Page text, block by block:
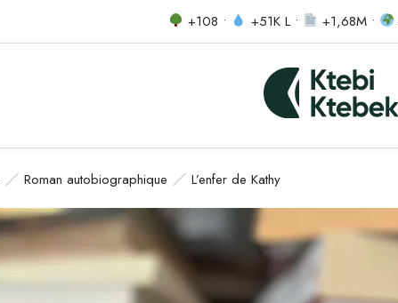
+108 • +51K L • +1,68M •
Roman autobiographique L’enfer de Kathy